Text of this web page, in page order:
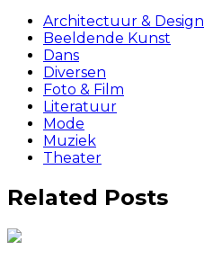
Architectuur & Design
Beeldende Kunst
Dans
Diversen
Foto & Film
Literatuur
Mode
Muziek
Theater
Related Posts